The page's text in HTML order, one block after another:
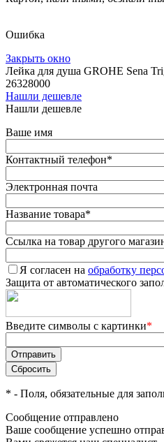
Ошибка
Закрыть окно
Лейка для душа GROHE Sena
26328000
Нашли дешевле
Нашли дешевле
Ваше имя
Контактный телефон*
Электронная почта
Название товара*
Ссылка на товар другого
Я согласен на обработку
Защита от автоматического
Введите символы с картинки*
* - Поля, обязательные для
Сообщение отправлено
Ваше сообщение успешно